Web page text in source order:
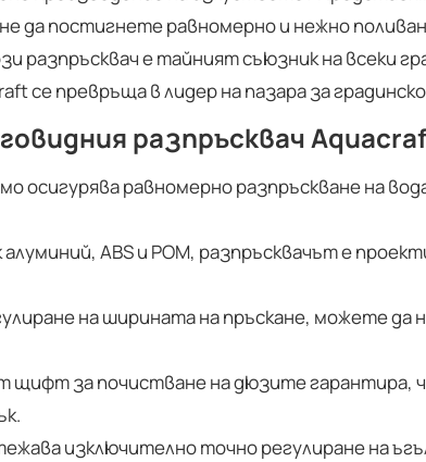
да постигнете равномерно и нежно
е тайният съюзник на всеки
се превръща в лидер на пазара за
разпръсквач
осигурява равномерно разпръскване на
ABS и POM, разпръсквачът е
на ширината на пръскане, можете
щифт за почистване на дюзите гарантира,
изключително точно регулиране на